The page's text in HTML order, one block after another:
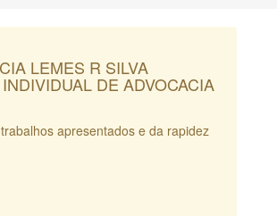
LEMES R SILVA
DE ADVOCACIA
apresentados e da rapidez